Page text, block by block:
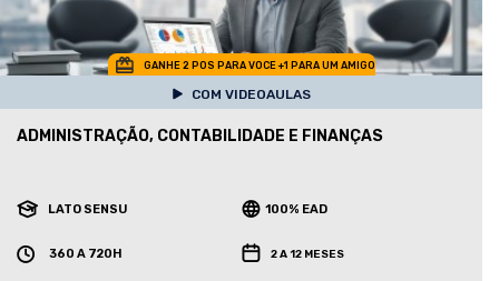
GANHE 2 POS PARA VOCE +1 PARA UM AMIGO
COM VIDEOAULAS
ADMINISTRAÇÃO, CONTABILIDADE E FINANÇAS
LATO SENSU 100% EAD
360 A 720H 2 A 12 MESES